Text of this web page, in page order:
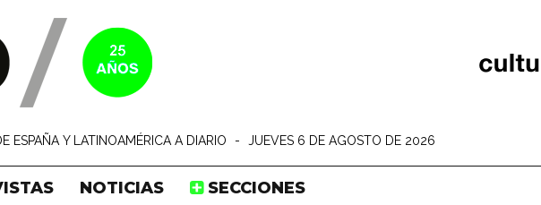
ESPAÑA Y LATINOAMÉRICA A DIARIO - JUEVES 6 DE AGOSTO DE 2026
NOTICIAS SECCIONES